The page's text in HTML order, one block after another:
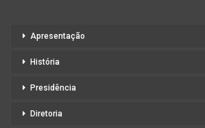
Apresentação
História
Presidência
Diretoria